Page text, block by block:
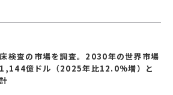
検査の市場を調査。2030年の世界市場
億ドル（2025年比12.0%増）と